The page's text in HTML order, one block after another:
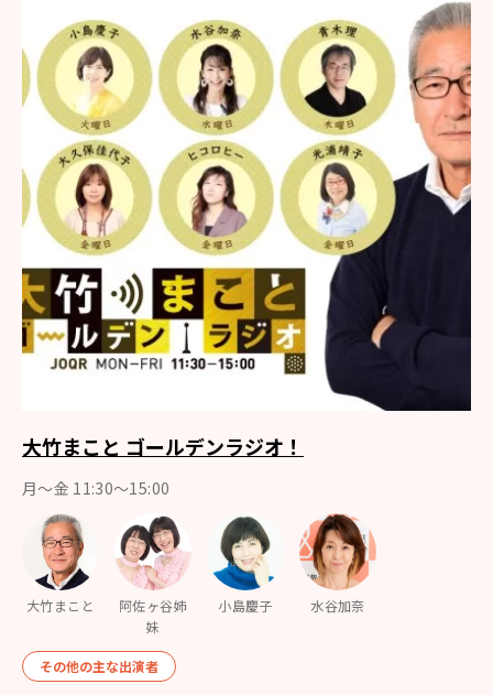
大竹まこと ゴールデンラジオ！
月〜金 11:30～15:00
大竹まこと
阿佐ヶ谷姉
妹
小島慶子 水谷加奈
その他の主な出演者